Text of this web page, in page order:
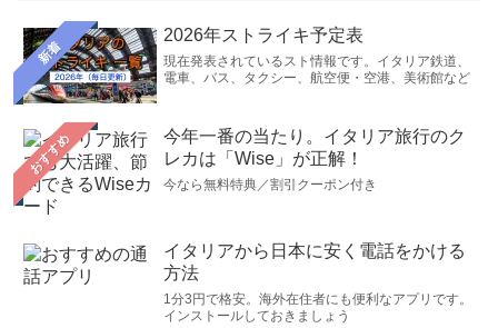
新着
2026年ストライキ予定表
現在発表されているスト情報です。イタリア鉄道、
電車、バス、タクシー、航空便・空港、美術館など
おすすめ
今年一番の当たり。イタリア旅行のク
レカは「Wise」が正解！
今なら無料特典／割引クーポン付き
イタリアから日本に安く電話をかける
方法
1分3円で格安。海外在住者にも便利なアプリです。
インストールしておきましょう